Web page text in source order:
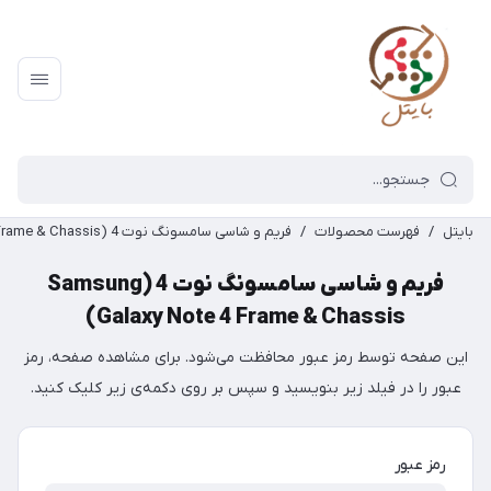
بایتل / فهرست محصولات / فریم و شاسی سامسونگ نوت 4 (Samsung Galaxy Note 4 Frame & Chassis)
فریم و شاسی سامسونگ نوت 4 (Samsung
Galaxy Note 4 Frame & Chassis)
این صفحه توسط رمز عبور محافظت می‌شود. برای مشاهده صفحه، رمز
عبور را در فیلد زیر بنویسید و سپس بر روی دکمه‌ی زیر کلیک کنید.
رمز عبور